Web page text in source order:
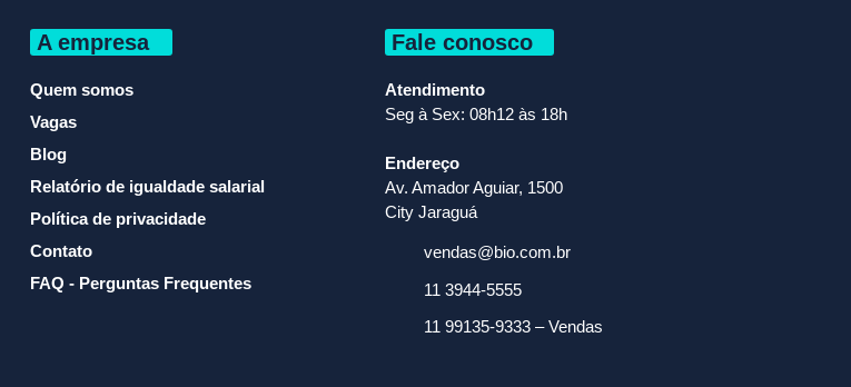
A empresa
Quem somos
Vagas
Blog
Relatório de igualdade salarial
Política de privacidade
Contato
FAQ - Perguntas Frequentes
Fale conosco
Atendimento
Seg à Sex: 08h12 às 18h
Endereço
Av. Amador Aguiar, 1500
City Jaraguá
vendas@bio.com.br
11 3944-5555
11 99135-9333 – Vendas